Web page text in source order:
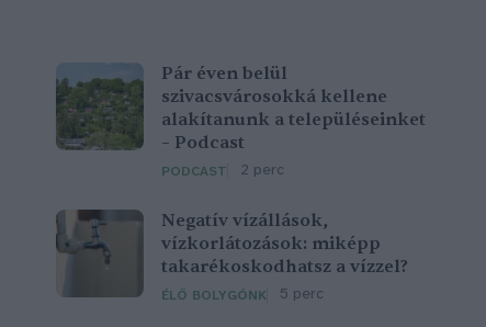
Pár éven belül
szivacsvárosokká kellene
alakítanunk a településeinket
– Podcast
PODCAST 2 perc
Negatív vízállások,
vízkorlátozások: miképp
takarékoskodhatsz a vízzel?
ÉLŐ BOLYGÓNK 5 perc